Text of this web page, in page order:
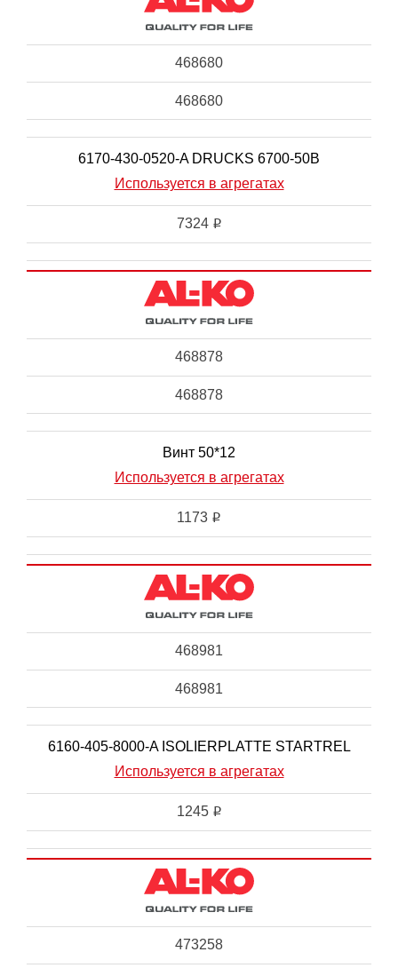
468680
468680
6170-430-0520-A DRUCKS 6700-50B
Используется в агрегатах
7324 i
468878
468878
Винт 50*12
Используется в агрегатах
1173 i
468981
468981
6160-405-8000-A ISOLIERPLATTE STARTREL
Используется в агрегатах
1245 i
473258